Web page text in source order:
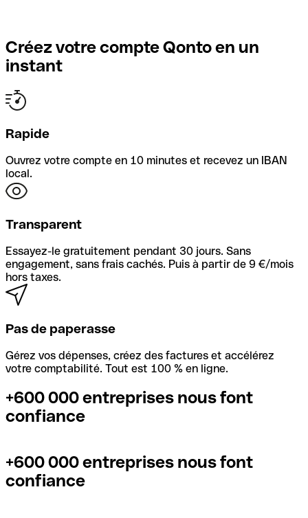
Créez votre compte Qonto en un
instant
Rapide
Ouvrez votre compte en 10 minutes et recevez un IBAN
local.
Transparent
Essayez-le gratuitement pendant 30 jours. Sans
engagement, sans frais cachés. Puis à partir de 9 €/mois
hors taxes.
Pas de paperasse
Gérez vos dépenses, créez des factures et accélérez
votre comptabilité. Tout est 100 % en ligne.
+600 000 entreprises nous font
confiance
+600 000 entreprises nous font
confiance